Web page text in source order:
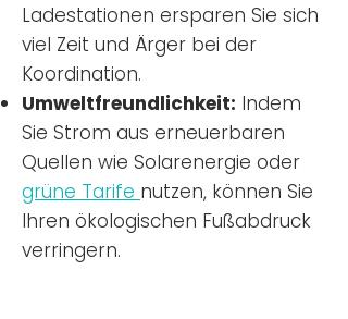
Ladestationen ersparen Sie sich
viel Zeit und Ärger bei der
Koordination.
Umweltfreundlichkeit: Indem
Sie Strom aus erneuerbaren
Quellen wie Solarenergie oder
grüne Tarife nutzen, können Sie
Ihren ökologischen Fußabdruck
verringern.